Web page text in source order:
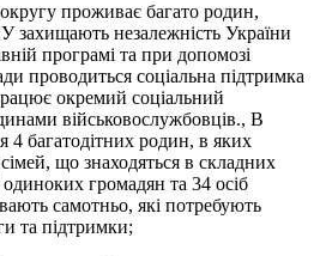
проживає багато родин,
захищають незалежність України
програмі та при допомозі
проводиться соціальна підтримка
окремий соціальний
військовослужбовців., В
4 багатодітних родин, в яких
що знаходяться в складних
громадян та 34 осіб
самотньо, які потребують
та підтримки;